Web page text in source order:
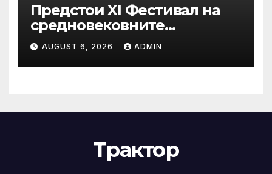
Предстои XI Фестивал на
средновековните
традиции, бит и култура
„Калето
AUGUST 6, 2026 ADMIN
Трактор